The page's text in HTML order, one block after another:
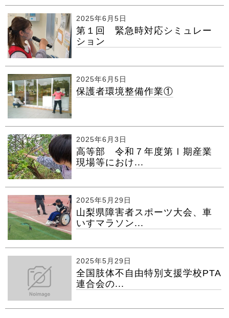
2025年6月5日
第１回 緊急時対応シミュレー
ション
2025年6月5日
保護者環境整備作業①
2025年6月3日
高等部 令和７年度第Ⅰ期産業
現場等におけ...
2025年5月29日
山梨県障害者スポーツ大会、車
いすマラソン...
2025年5月29日
全国肢体不自由特別支援学校PTA
連合会の...